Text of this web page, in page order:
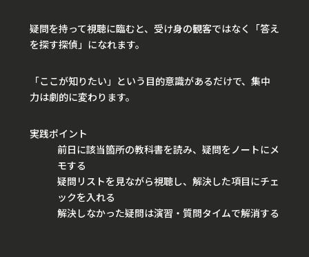
疑問を持って視聴に臨むと、受け身の観客ではなく「答え
を探す探偵」になれます。
「ここが知りたい」という目的意識があるだけで、集中
力は劇的に変わります。
実践ポイント
前日に該当箇所の教科書を読み、疑問をノートにメ
モする
疑問リストを見ながら視聴し、解決した項目にチェ
ックを入れる
解決しなかった疑問は演習・質問タイムで解消する